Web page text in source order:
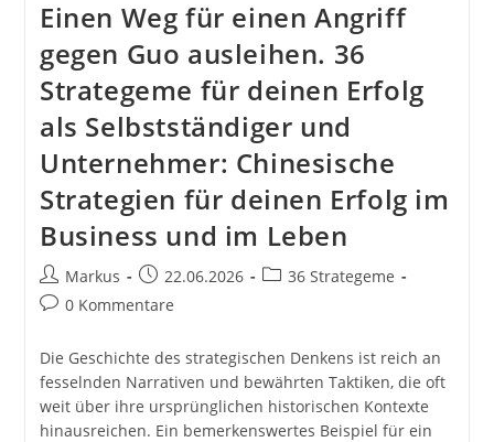
Einen Weg für einen Angriff
gegen Guo ausleihen. 36
Strategeme für deinen Erfolg
als Selbstständiger und
Unternehmer: Chinesische
Strategien für deinen Erfolg im
Business und im Leben
Beitrags-
Autor:
Markus
Beitrag
veröffentlicht:
22.06.2026
Beitrags-
36 Strategeme
Beitrags-
0 Kommentare
Die Geschichte des strategischen Denkens ist reich an
fesselnden Narrativen und bewährten Taktiken, die oft
weit über ihre ursprünglichen historischen Kontexte
hinausreichen. Ein bemerkenswertes Beispiel für ein